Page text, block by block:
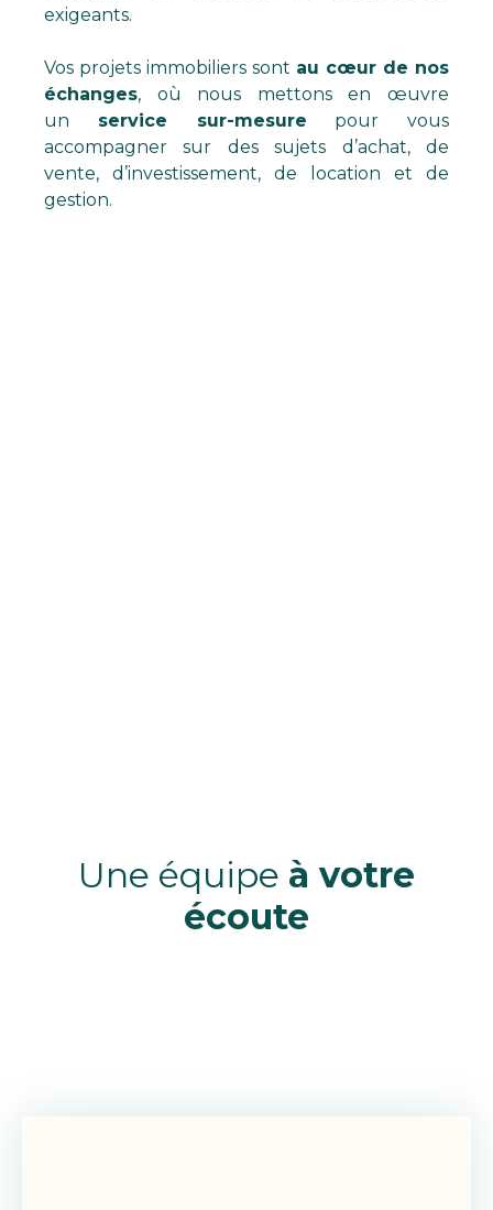
exigeants.
Vos projets immobiliers sont au cœur de nos
échanges, où nous mettons en œuvre
un service sur-mesure pour vous
accompagner sur des sujets d’achat, de
vente, d’investissement, de location et de
gestion.
Une équipe à votre
écoute